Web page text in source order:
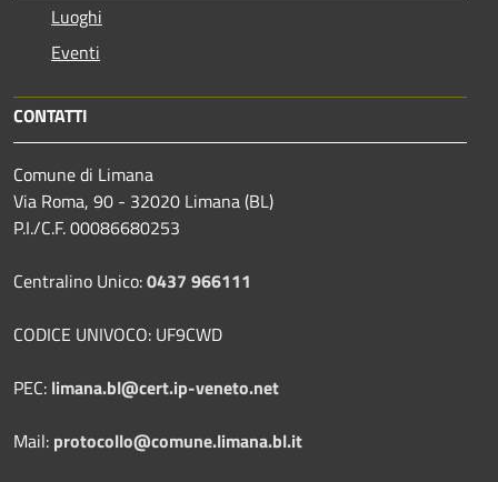
Luoghi
Eventi
CONTATTI
Comune di Limana
Via Roma, 90 - 32020 Limana (BL)
P.I./C.F. 00086680253
Centralino Unico:0437 966111
CODICE UNIVOCO: UF9CWD
PEC: limana.bl@cert.ip-veneto.net
Mail: protocollo@comune.limana.bl.it